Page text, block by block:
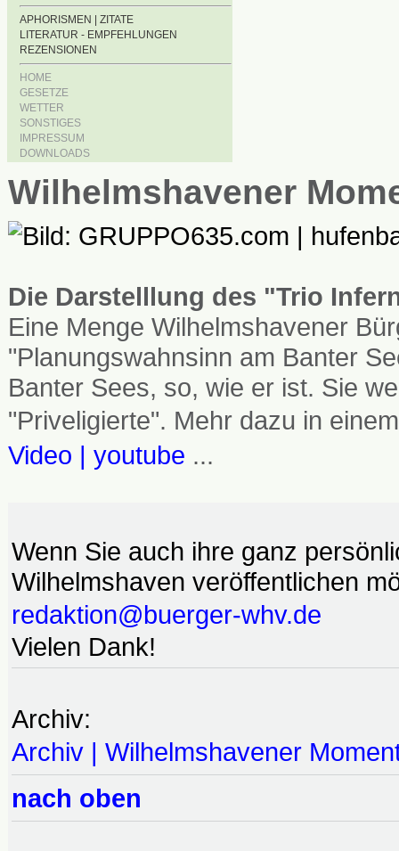
APHORISMEN | ZITATE
LITERATUR - EMPFEHLUNGEN
REZENSIONEN
HOME
GESETZE
WETTER
SONSTIGES
IMPRESSUM
DOWNLOADS
Wilhelmshavener
Die Darstelllung des "Trio
Eine Menge Wilhelmshavener
"Planungswahnsinn am Banter
Banter Sees, so, wie er ist. Sie
"Priveligierte". Mehr dazu in
Video | youtube ...
Wenn Sie auch ihre ganz
Wilhelmshaven veröffentlichen
redaktion@buerger-whv.de
Vielen Dank!
Archiv:
Archiv | Wilhelmshavener
nach oben